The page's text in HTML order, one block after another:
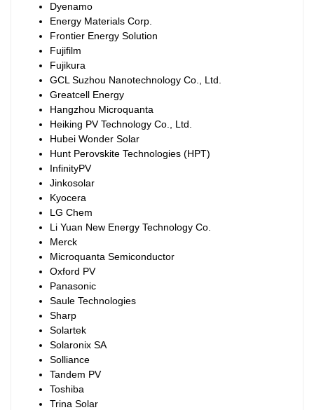
Dyenamo
Energy Materials Corp.
Frontier Energy Solution
Fujifilm
Fujikura
GCL Suzhou Nanotechnology Co., Ltd.
Greatcell Energy
Hangzhou Microquanta
Heiking PV Technology Co., Ltd.
Hubei Wonder Solar
Hunt Perovskite Technologies (HPT)
InfinityPV
Jinkosolar
Kyocera
LG Chem
Li Yuan New Energy Technology Co.
Merck
Microquanta Semiconductor
Oxford PV
Panasonic
Saule Technologies
Sharp
Solartek
Solaronix SA
Solliance
Tandem PV
Toshiba
Trina Solar